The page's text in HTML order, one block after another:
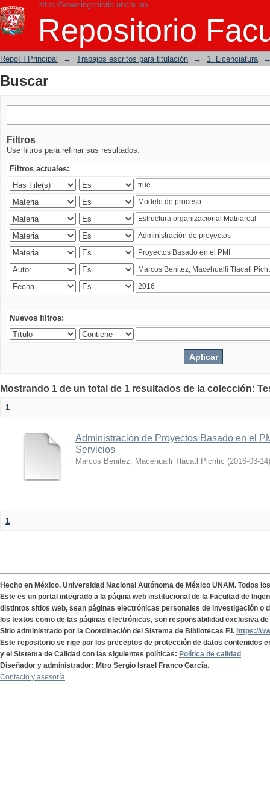
https://www.ingenieria.unam.mx
Repositorio
Buscar
RepoFI Principal → Trabajos escritos para titulación → 1. Licenciatura
Buscar
Filtros
Use filtros para refinar sus resultados.
Filtros actuales:
Nuevos filtros:
Mostrando 1 de un total de 1 resultados de la colección:
1
Administración de Proyectos Basado en el
Servicios
Marcos Benitez, Macehualli Tlacatl Pichtic (2016-03-14)
1
Hecho en México. Universidad Nacional Autónoma de México UNAM. Todos
Este es un portal integrado a la página web institucional de la Facultad de
distintos sitios web, sean páginas electrónicas personales de investigación o
los textos como de las páginas electrónicas, son responsabilidad exclusiva
Sitio administrado por la Coordinación del Sistema de Bibliotecas F.I. https://
Este repositorio se rige por los preceptos de protección de datos contenidos
y el Sistema de Calidad con las siguientes políticas: Política de calidad
Diseñador y administrador: Mtro Sergio Israel Franco García.
Contacto y asesoría